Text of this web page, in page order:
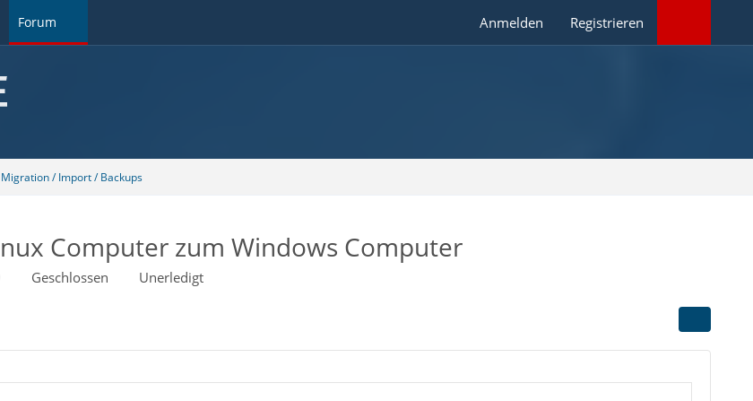
Forum Anmelden Registrieren
Migration / Import / Backups
Computer zum Windows Computer
Geschlossen Unerledigt